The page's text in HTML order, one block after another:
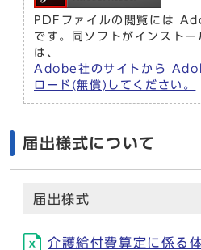
PDFファイルの閲覧には
です。同ソフトがインスト
は、
Adobe社のサイトから
ロード(無償)してください。
届出様式について
届出様式
介護給付費算定に係る